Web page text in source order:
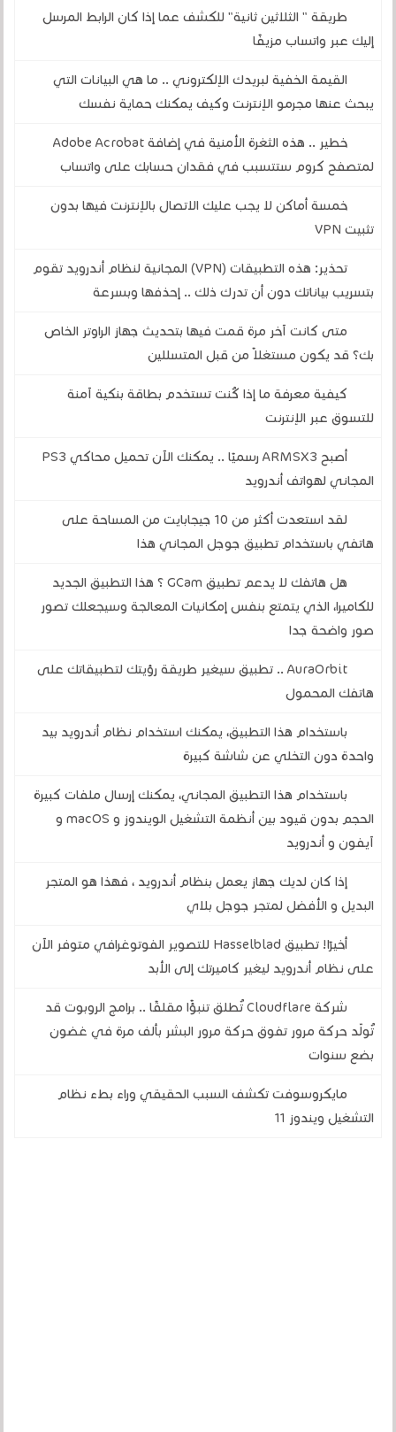
طريقة " الثلاثين ثانية" للكشف عما إذا كان الرابط المرسل
إليك عبر واتساب مزيفًا
القيمة الخفية لبريدك الإلكتروني .. ما هي البيانات التي
يبحث عنها مجرمو الإنترنت وكيف يمكنك حماية نفسك
خطير .. هذه الثغرة الأمنية في إضافة Adobe Acrobat
لمتصفح كروم ستتسبب في فقدان حسابك على واتساب
خمسة أماكن لا يجب عليك الاتصال بالإنترنت فيها بدون
تثبيت VPN
تحذير: هذه التطبيقات (VPN) المجانية لنظام أندرويد تقوم
بتسريب بياناتك دون أن تدرك ذلك .. إحذفها وبسرعة
متى كانت آخر مرة قمت فيها بتحديث جهاز الراوتر الخاص
بك؟ قد يكون مستغلاً من قبل المتسللين
كيفية معرفة ما إذا كُنت تستخدم بطاقة بنكية آمنة
للتسوق عبر الإنترنت
أصبح ARMSX3 رسميًا .. يمكنك الآن تحميل محاكي PS3
المجاني لهواتف أندرويد
لقد استعدت أكثر من 10 جيجابايت من المساحة على
هاتفي باستخدام تطبيق جوجل المجاني هذا
هل هاتفك لا يدعم تطبيق GCam ؟ هذا التطبيق الجديد
للكاميرا، الذي يتمتع بنفس إمكانيات المعالجة وسيجعلك تصور
صور واضحة جدا
AuraOrbit .. تطبيق سيغير طريقة رؤيتك لتطبيقاتك على
هاتفك المحمول
باستخدام هذا التطبيق، يمكنك استخدام نظام أندرويد بيد
واحدة دون التخلي عن شاشة كبيرة
باستخدام هذا التطبيق المجاني، يمكنك إرسال ملفات كبيرة
الحجم بدون قيود بين أنظمة التشغيل الويندوز و macOS و
آيفون و أندرويد
إذا كان لديك جهاز يعمل بنظام أندرويد ، فهذا هو المتجر
البديل و الأفضل لمتجر جوجل بلاي
أخيرًا! تطبيق Hasselblad للتصوير الفوتوغرافي متوفر الآن
على نظام أندرويد ليغير كاميرتك إلى الأبد
شركة Cloudflare تُطلق تنبؤًا مقلقًا .. برامج الروبوت قد
تُولّد حركة مرور تفوق حركة مرور البشر بألف مرة في غضون
بضع سنوات
مايكروسوفت تكشف السبب الحقيقي وراء بطء نظام
التشغيل ويندوز 11